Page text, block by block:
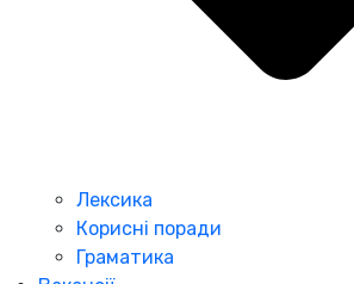
Лексика
Корисні поради
Граматика